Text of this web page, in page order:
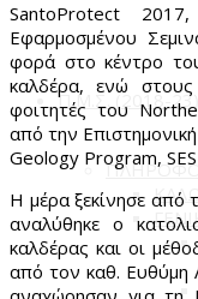
Π.Μ.Σ. (2018-23)
SantoProtect
Εφαρμοσμένου
φορά στο κέντρο
καλδέρα, ενώ στους
φοιτητές του
από την
Geology Program,
Η μέρα ξεκίνησε από
αναλύθηκε ο
καλδέρας και οι
από τον καθ. Ευθύμη